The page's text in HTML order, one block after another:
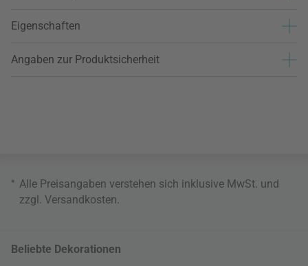
Eigenschaften
Angaben zur Produktsicherheit
* Alle Preisangaben verstehen sich inklusive MwSt. und
zzgl. Versandkosten
Beliebte Dekorationen